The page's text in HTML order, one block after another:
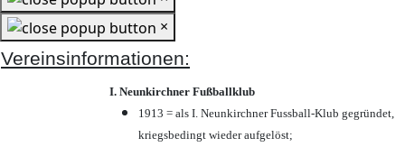
×
Vereinsinformationen:
I. Neunkirchner Fußballklub
1913 = als I. Neunkirchner Fussball-Klub gegründet,
kriegsbedingt wieder aufgelöst;